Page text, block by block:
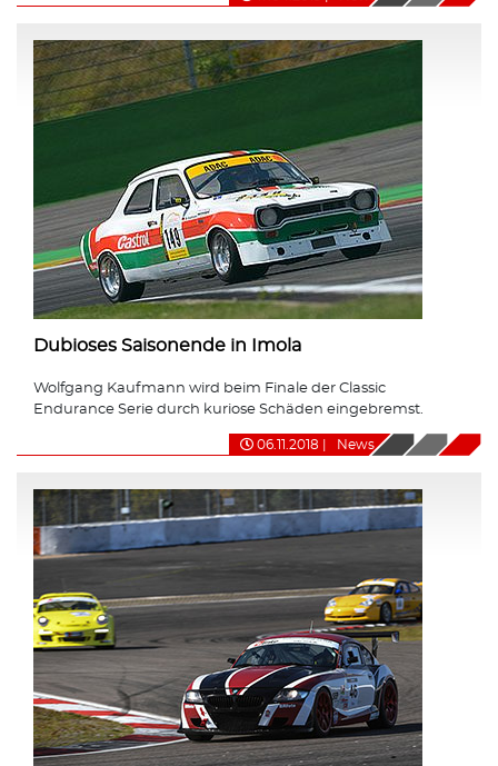
Dubioses Saisonende in Imola
Wolfgang Kaufmann wird beim Finale der Classic
Endurance Serie durch kuriose Schäden eingebremst.
06.11.2018 News